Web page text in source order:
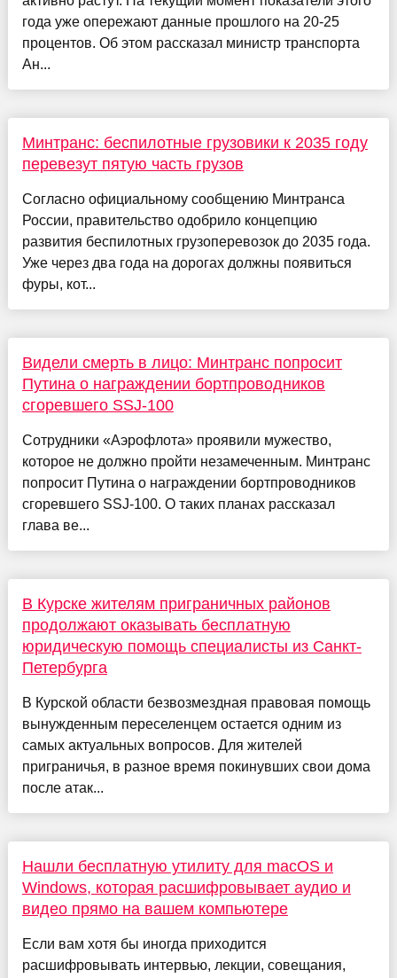
года уже опережают данные прошлого на 20-25
процентов. Об этом рассказал министр транспорта
Ан...
Минтранс: беспилотные грузовики к 2035 году
перевезут пятую часть грузов
Согласно официальному сообщению Минтранса
России, правительство одобрило концепцию
развития беспилотных грузоперевозок до 2035 года.
Уже через два года на дорогах должны появиться
фуры, кот...
Видели смерть в лицо: Минтранс попросит
Путина о награждении бортпроводников
сгоревшего SSJ-100
Сотрудники «Аэрофлота» проявили мужество,
которое не должно пройти незамеченным. Минтранс
попросит Путина о награждении бортпроводников
сгоревшего SSJ-100. О таких планах рассказал
глава ве...
В Курске жителям приграничных районов
продолжают оказывать бесплатную
юридическую помощь специалисты из Санкт-
Петербурга
В Курской области безвозмездная правовая помощь
вынужденным переселенцем остается одним из
самых актуальных вопросов. Для жителей
приграничья, в разное время покинувших свои дома
после атак...
Нашли бесплатную утилиту для macOS и
Windows, которая расшифровывает аудио и
видео прямо на вашем компьютере
Если вам хотя бы иногда приходится
расшифровывать интервью, лекции, совещания,